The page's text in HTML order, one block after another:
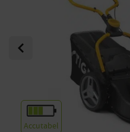
Accutabel
Previous